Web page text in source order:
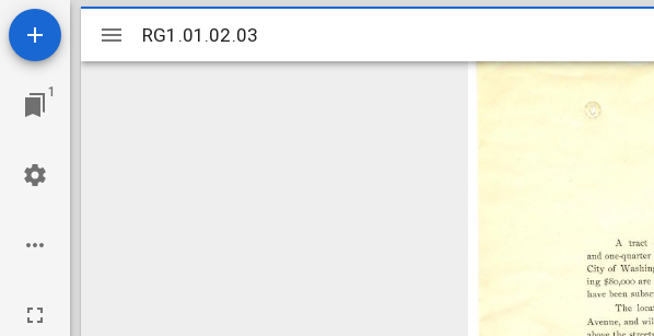
1
Mirador
viewer
RG1.01.02.03
RG1.01.02.03